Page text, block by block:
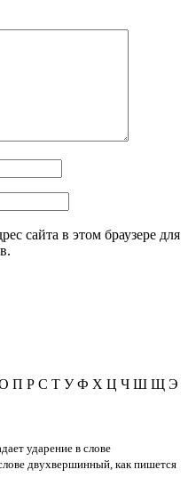
сайта в этом браузере для
П Р С Т У Ф Х Ц Ч Ш Щ Э
ударение в слове
двухвершинный, как пишется